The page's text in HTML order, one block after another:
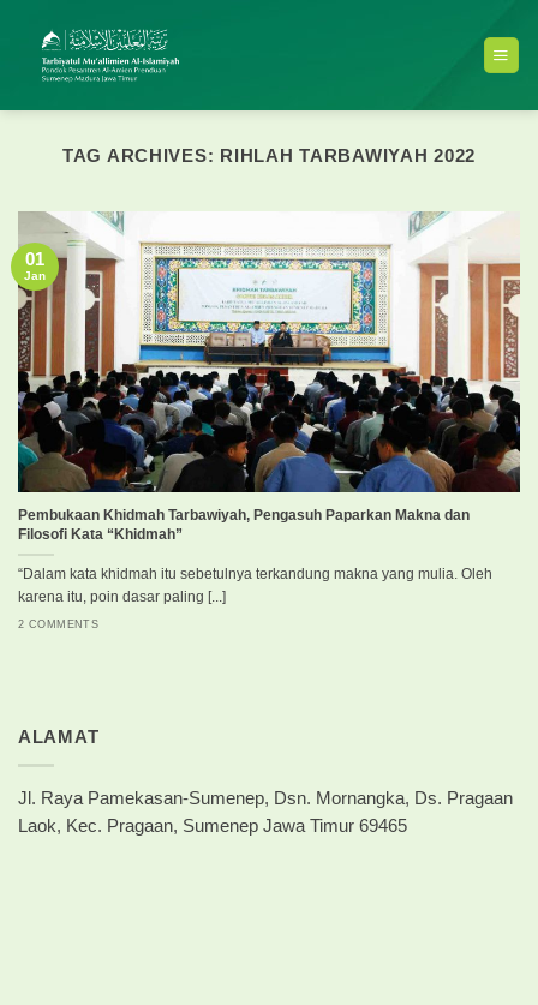
content
TAG ARCHIVES: RIHLAH TARBAWIYAH 2022
Pembukaan Khidmah Tarbawiyah, Pengasuh Paparkan Makna dan
Filosofi Kata “Khidmah”
“Dalam kata khidmah itu sebetulnya terkandung makna yang mulia. Oleh
karena itu, poin dasar paling [...]
2 COMMENTS
01
Jan
ALAMAT
Jl. Raya Pamekasan-Sumenep, Dsn. Mornangka, Ds. Pragaan
Laok, Kec. Pragaan, Sumenep Jawa Timur 69465